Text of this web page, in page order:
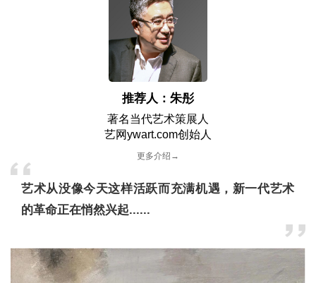
推荐人：朱彤
著名当代艺术策展人
艺网ywart.com创始人
更多介绍→
艺术从没像今天这样活跃而充满机遇，新一代艺术
的革命正在悄然兴起......